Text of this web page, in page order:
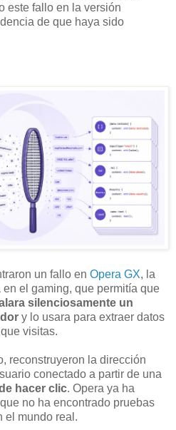
este fallo en la versión
de que haya sido
un fallo en Opera GX, la
el gaming, que permitía que
silenciosamente un
y lo usara para extraer datos
visitas.
reconstruyeron la dirección
conectado a partir de una
hacer clic. Opera ya ha
no ha encontrado pruebas
el mundo real.